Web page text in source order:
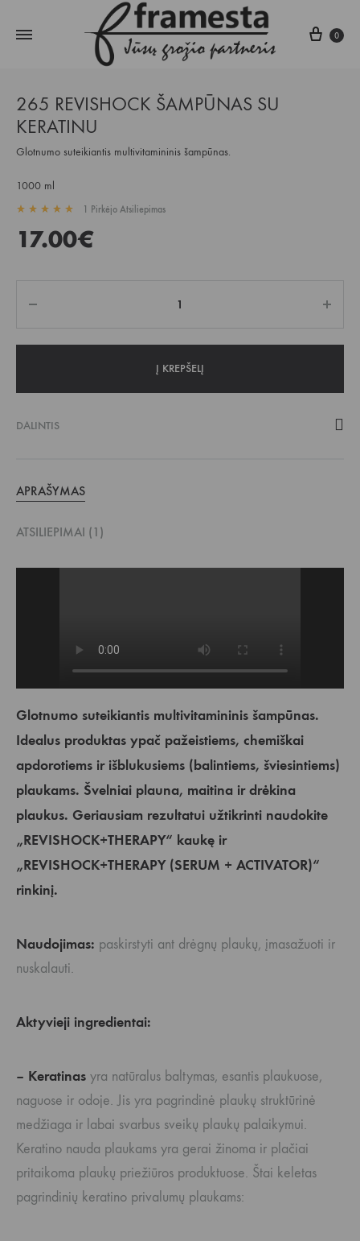
0
265 REVISHOCK ŠAMPŪNAS SU
KERATINU
Glotnumo suteikiantis multivitamininis šampūnas.
1000 ml
1 Pirkėjo Atsiliepimas
17.00€
Į KREPŠELĮ
DALINTIS
APRAŠYMAS
ATSILIEPIMAI (1)
Glotnumo suteikiantis multivitamininis šampūnas.
Idealus produktas ypač pažeistiems, chemiškai
apdorotiems ir išblukusiems (balintiems, šviesintiems)
plaukams. Švelniai plauna, maitina ir drėkina
plaukus. Geriausiam rezultatui užtikrinti naudokite
„REVISHOCK+THERAPY“ kaukę ir
„REVISHOCK+THERAPY (SERUM + ACTIVATOR)“
rinkinį.
Naudojimas: paskirstyti ant drėgnų plaukų, įmasažuoti ir
nuskalauti.
Aktyvieji ingredientai:
– Keratinas yra natūralus baltymas, esantis plaukuose,
naguose ir odoje. Jis yra pagrindinė plaukų struktūrinė
medžiaga ir labai svarbus sveikų plaukų palaikymui.
Keratino nauda plaukams yra gerai žinoma ir plačiai
pritaikoma plaukų priežiūros produktuose. Štai keletas
pagrindinių keratino privalumų plaukams: